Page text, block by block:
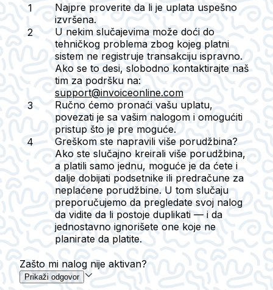
Najpre proverite da li je uplata uspešno
izvršena.
U nekim slučajevima može doći do
tehničkog problema zbog kojeg platni
sistem ne registruje transakciju ispravno.
Ako se to desi, slobodno kontaktirajte naš
tim za podršku na:
support@invoiceonline.com
Ručno ćemo pronaći vašu uplatu,
povezati je sa vašim nalogom i omogućiti
pristup što je pre moguće.
Greškom ste napravili više porudžbina?
Ako ste slučajno kreirali više porudžbina,
a platili samo jednu, moguće je da ćete i
dalje dobijati podsetnike ili predračune za
neplaćene porudžbine. U tom slučaju
preporučujemo da pregledate svoj nalog
da vidite da li postoje duplikati — i da
jednostavno ignorišete one koje ne
planirate da platite.
Zašto mi nalog nije aktivan?
Prikaži odgovor